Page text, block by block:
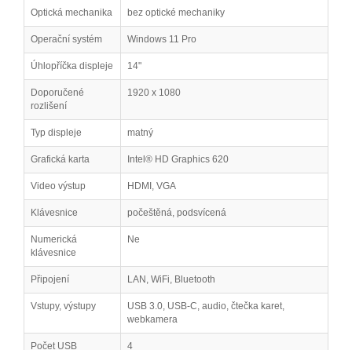
Optická mechanika bez optické mechaniky
Operační systém Windows 11 Pro
Úhlopříčka displeje 14"
Doporučené
rozlišení
1920 x 1080
Typ displeje matný
Grafická karta Intel® HD Graphics 620
Video výstup HDMI, VGA
Klávesnice počeštěná, podsvícená
Numerická
klávesnice
Ne
Připojení LAN, WiFi, Bluetooth
Vstupy, výstupy
USB 3.0, USB-C, audio, čtečka karet,
webkamera
Počet USB 4